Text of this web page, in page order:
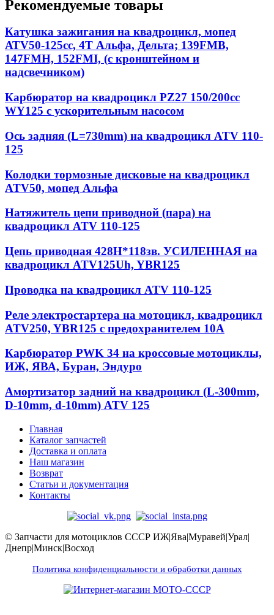
Рекомендуемые товары
Катушка зажигания на квадроцикл, мопед
АТV50-125сс, 4Т Альфа, Дельта; 139FMB,
147FMH, 152FMI, (с кронштейном и
надсвечником)
Карбюратор на квадроцикл PZ27 150/200сс
WY125 с ускорительным насосом
Ось задняя (L=730mm) на квадроцикл ATV 110-
125
Колодки тормозные дисковые на квадроцикл
ATV50, мопед Альфа
Натяжитель цепи приводной (пара) на
квадроцикл ATV 110-125
Цепь приводная 428Н*118зв. УСИЛЕННАЯ на
квадроцикл ATV125Uh, YBR125
Проводка на квадроцикл ATV 110-125
Реле электростартера на мотоцикл, квадроцикл
ATV250, YBR125 с предохранителем 10А
Карбюратор PWK 34 на кроссовые мотоциклы,
ИЖ, ЯВА, Буран, Эндуро
Амортизатор задний на квадроцикл (L-300mm,
D-10mm, d-10mm) ATV 125
Главная
Каталог запчастей
Доставка и оплата
Наш магазин
Возврат
Статьи и документация
Контакты
© Запчасти для мотоциклов СССР ИЖ|Ява|Муравей|Урал|
Днепр|Минск|Восход
Политика конфиденциальности и обработки данных